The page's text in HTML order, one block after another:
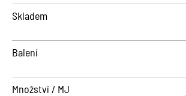
Skladem
Balení
Množství / MJ